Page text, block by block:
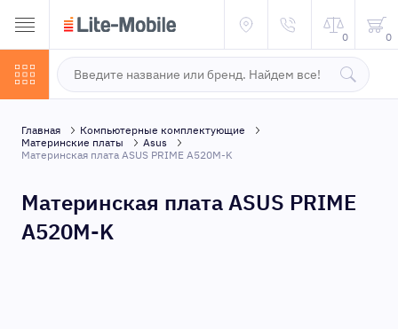
0 0
Главная
Компьютерные комплектующие
Материнские платы
Asus
Материнская плата ASUS PRIME A520M-K
Материнская плата ASUS PRIME
A520M-K